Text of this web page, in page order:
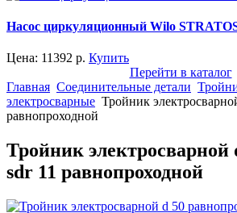
Насос циркуляционный Wilo
Цена: 11392 р. Купить
Перейти в каталог
Главная Соединительные детали
электросварные Тройник
равнопроходной
Тройник электросварной
sdr 11 равнопроходной